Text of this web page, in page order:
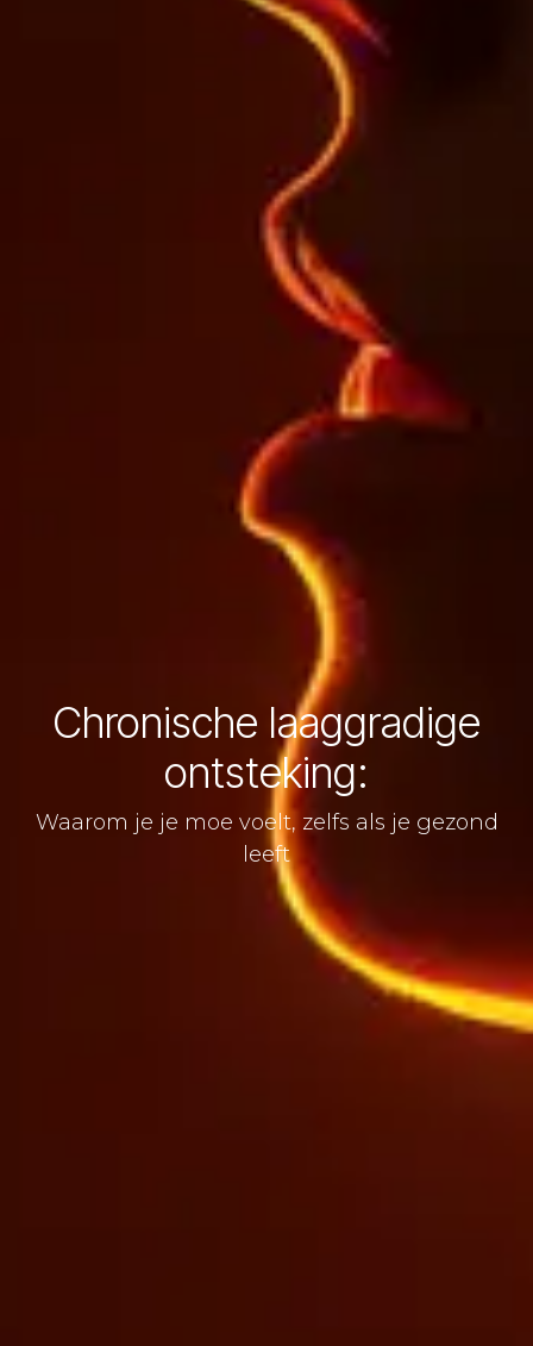
Chronische laaggradige
ontsteking:
Waarom je je moe voelt, zelfs als je gezond
leeft